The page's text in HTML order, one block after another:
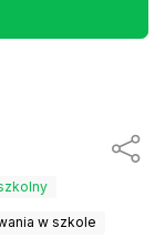
w szkole